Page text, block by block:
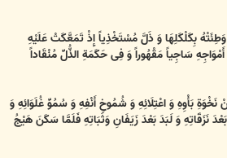
بِکَلْکَلِهَا وَ ذَلَّ مُسْتَخْذِیاً إِذْ تَمَعَّکَتْ عَلَیْهِ
سَاجِیاً مَقْهُوراً وَ فِی حَکَمَةِ الذُّلِّ مُنْقَاداً
بَأْوِهِ وَ اعْتِلَائِهِ وَ شُمُوخِ أَنْفِهِ وَ سُمُوِّ غُلَوَائِهِ وَ
نَزَقَاتِهِ وَ لَبَدَ بَعْدَ زَیَفَانِ وَثَبَاتِهِ فَلَمَّا سَکَنَ هَیْجُ